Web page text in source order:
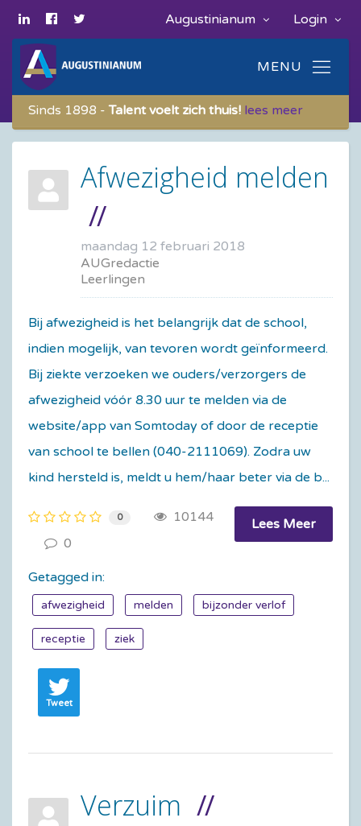
Login
Augustinianum
Sinds 1898 -Talent voelt zich thuis! lees meer
Afwezigheid melden
maandag 12 februari 2018
AUGredactie
Leerlingen
Bij afwezigheid is het belangrijk dat de school,
indien mogelijk, van tevoren wordt geïnformeerd.
Bij ziekte verzoeken we ouders/verzorgers de
afwezigheid vóór 8.30 uur te melden via de
website/app van Somtoday of door de receptie
van school te bellen (040-2111069). Zodra uw
kind hersteld is, meldt u hem/haar beter via de b...
Lees Meer
0
10144
0
Getagged in:
afwezigheid melden bijzonder verlof
receptie ziek
Tweet
Verzuim